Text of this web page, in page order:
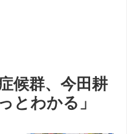
候群、今田耕
とわかる」